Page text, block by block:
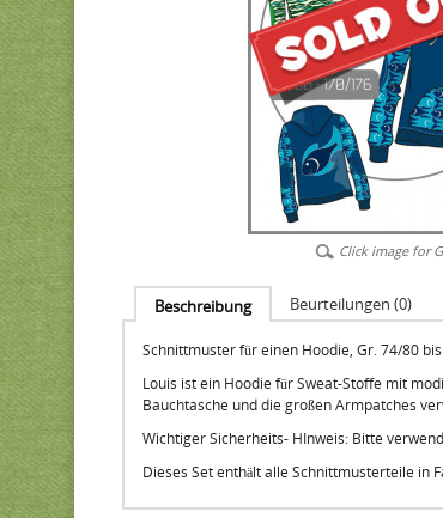
Click image for
Beschreibung Beurteilungen (0)
Schnittmuster für einen Hoodie, Gr. 74/80
Louis ist ein Hoodie für Sweat-Stoffe mit
Bauchtasche und die großen Armpatches
Wichtiger Sicherheits- HInweis: Bitte
Dieses Set enthält alle Schnittmusterteile in